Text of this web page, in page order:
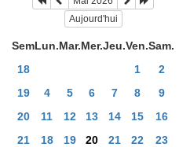
Aujourd'hui
SemLun.Mar.Mer.Jeu.Ven.Sam.
18
1
2
19
4 5 6 7 8
9
20
11 12 13 14 15
16
21
18 19 20 21 22
23